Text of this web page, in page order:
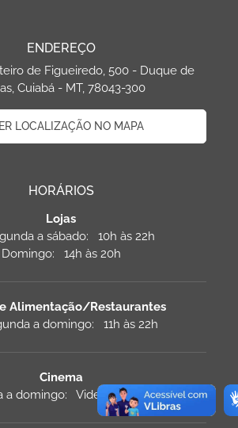
ENDEREÇO
de Figueiredo, 500 - Duque de
Cuiabá - MT, 78043-300
LOCALIZAÇÃO NO MAPA
HORÁRIOS
Lojas
a sábado: 10h às 22h
Domingo: 14h às 20h
Alimentação/Restaurantes
a domingo: 11h às 22h
Cinema
a domingo: Vide a programação